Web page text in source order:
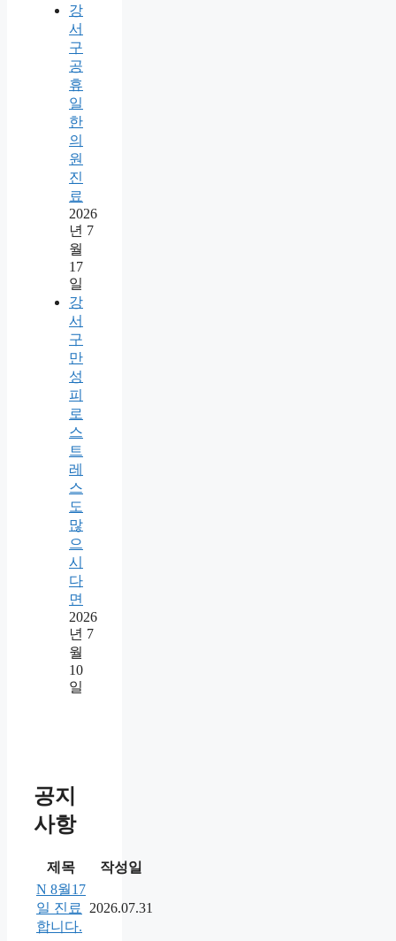
강
서
구
공
휴
일
한
의
원
진
료
2026
년 7
월
17
일
강
서
구
만
성
피
로
스
트
레
스
도
많
으
시
다
면
2026
년 7
월
10
일
공지
사항
제목
작성일
N 8월17
일 진료
합니다.
2026.07.31